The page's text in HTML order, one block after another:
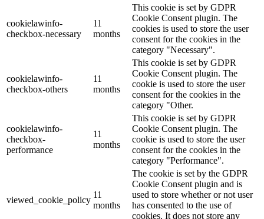
cookielawinfo-
checkbox-necessary
11
months
This cookie is set by GDPR
Cookie Consent plugin. The
cookies is used to store the user
consent for the cookies in the
category "Necessary".
cookielawinfo-
checkbox-others
11
months
This cookie is set by GDPR
Cookie Consent plugin. The
cookie is used to store the user
consent for the cookies in the
category "Other.
cookielawinfo-
checkbox-
performance
11
months
This cookie is set by GDPR
Cookie Consent plugin. The
cookie is used to store the user
consent for the cookies in the
category "Performance".
viewed_cookie_policy
11
months
The cookie is set by the GDPR
Cookie Consent plugin and is
used to store whether or not user
has consented to the use of
cookies. It does not store any